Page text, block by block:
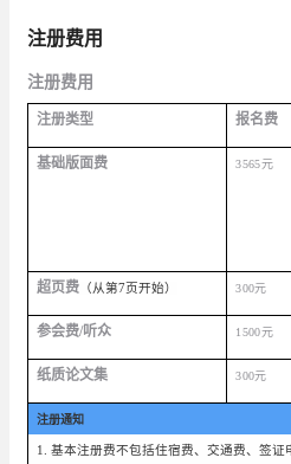
注册费用
注册费用
注册类型 报名费
基础版面费 3565元
超页费 （从第7页开始） 300元
参会费/听众 1500元
纸质论文集 300元
注册通知
1.基本注册费不包括住宿费、交通费、签证